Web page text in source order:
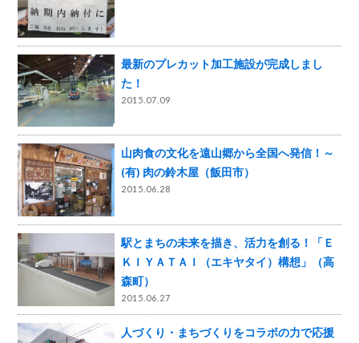
最新のプレカット加工施設が完成しまし
た！
2015.07.09
山肉食の文化を遠山郷から全国へ発信！～
(有) 肉の鈴木屋（飯田市）
2015.06.28
駅とまちの未来を描き、活力を創る！「Ｅ
ＫＩＹＡＴＡＩ（エキヤタイ）構想」（高
森町）
2015.06.27
人づくり・まちづくりをコラボの力で応援